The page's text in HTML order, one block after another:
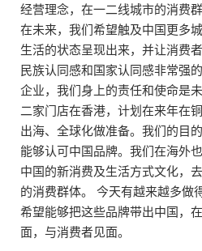
经营理念，在一二线城市的消费
在未来，我们希望触及中国更多
生活的状态呈现出来，并让消费
民族认同感和国家认同感非常强
企业，我们身上的责任和使命是
二家门店在香港，计划在来年在
出海、全球化做准备。我们的目
能够认可中国品牌。我们在海外
中国的新消费及生活方式文化，
的消费群体。 今天有越来越多做
希望能够把这些品牌带出中国，
面，与消费者见面。